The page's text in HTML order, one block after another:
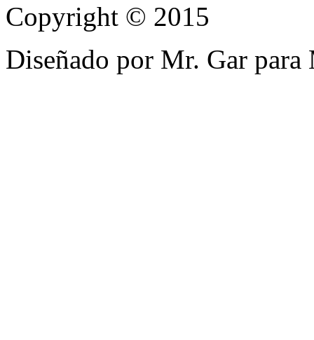
Copyright © 2015
Diseñado por Mr. Gar